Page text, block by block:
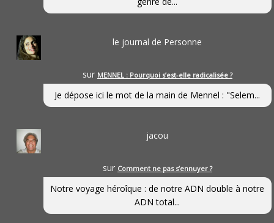
le journal de Personne
sur MENNEL : Pourquoi s’est-elle radicalisée ?
Je dépose ici le mot de la main de Mennel : "Selem...
jacou
sur Comment ne pas s’ennuyer ?
Notre voyage héroîque : de notre ADN double à notre
ADN total...